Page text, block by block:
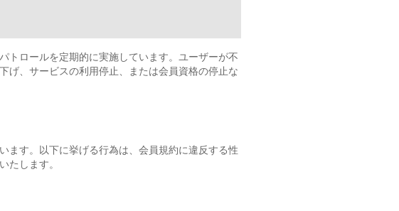
トロールを定期的に実施しています。ユーザーが不
げ、サービスの利用停止、または会員資格の停止な
ます。以下に挙げる行為は、会員規約に違反する性
たします。